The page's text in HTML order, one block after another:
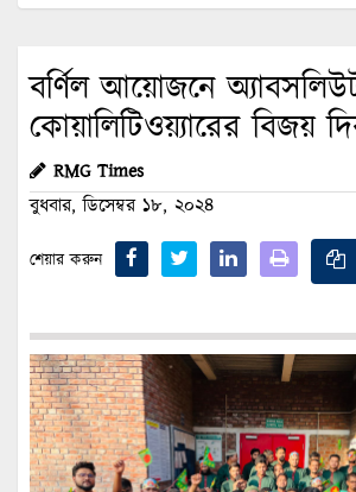
বর্ণিল আয়োজনে
কোয়ালিটিওয়্যারের বিজয়
RMG Times
বুধবার, ডিসেম্বর ১৮, ২০২৪
শেয়ার করুন